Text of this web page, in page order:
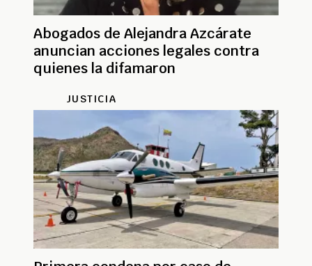
Abogados de Alejandra Azcárate
anuncian acciones legales contra
quienes la difamaron
JUSTICIA